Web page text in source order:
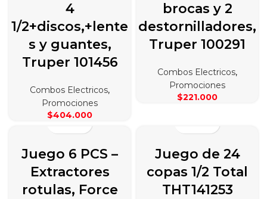
4
1/2+discos,+lente
s y guantes,
Truper 101456
Combos Electricos,
Promociones
$404.000
brocas y 2
destornilladores,
Truper 100291
Combos Electricos,
Promociones
$221.000
Juego 6 PCS –
Extractores
rotulas, Force
Juego de 24
copas 1/2 Total
THT141253